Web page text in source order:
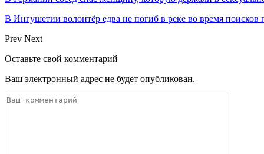
В Ингушетии волонтёр едва не погиб в реке во время
Prev Next
Оставьте свой комментарий
Ваш электронный адрес не будет опубликован.